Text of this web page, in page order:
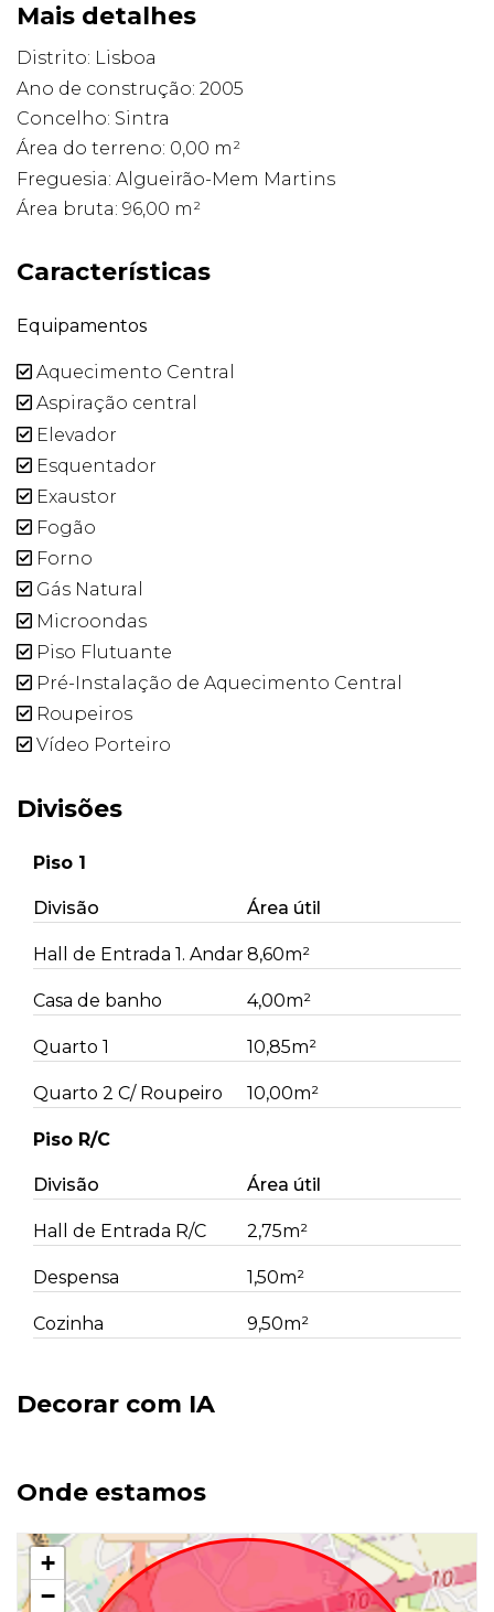
Mais detalhes
Distrito: Lisboa
Ano de construção: 2005
Concelho: Sintra
Área do terreno: 0,00 m²
Freguesia: Algueirão-Mem Martins
Área bruta: 96,00 m²
Características
Equipamentos
Aquecimento Central
Aspiração central
Elevador
Esquentador
Exaustor
Fogão
Forno
Gás Natural
Microondas
Piso Flutuante
Pré-Instalação de Aquecimento Central
Roupeiros
Vídeo Porteiro
Divisões
Piso 1
Divisão Área útil
Hall de Entrada 1. Andar8,60m²
Casa de banho 4,00m²
Quarto 1 10,85m²
Quarto 2 C/ Roupeiro 10,00m²
Piso R/C
Divisão Área útil
Hall de Entrada R/C 2,75m²
Despensa 1,50m²
Cozinha 9,50m²
Decorar com IA
Onde estamos
+
−